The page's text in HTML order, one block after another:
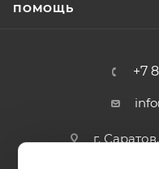
ПОМОЩЬ
+7
г.